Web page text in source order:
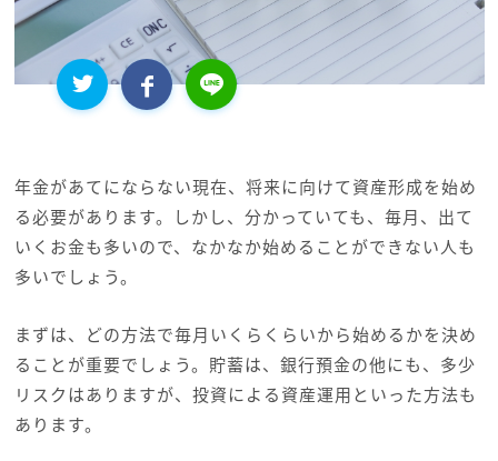
年金があてにならない現在、将来に向けて資産形成を始め
る必要があります。しかし、分かっていても、毎月、出て
いくお金も多いので、なかなか始めることができない人も
多いでしょう。
まずは、どの方法で毎月いくらくらいから始めるかを決め
ることが重要でしょう。貯蓄は、銀行預金の他にも、多少
リスクはありますが、投資による資産運用といった方法も
あります。